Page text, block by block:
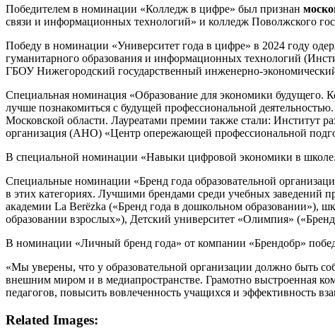
Победителем в номинации «Колледж в цифре» был признан
связи и информационных технологий» и колледж Поволжского
Победу в номинации «Университет года в цифре» в 2024 году
гуманитарного образования и информационных технологий
ГБОУ Нижегородский государственный инженерно-
Специальная номинация «Образование для экономики будущего.
лучше познакомиться с будущей профессиональной
Московской области. Лауреатами премии также стали: Институт
организация (АНО) «Центр опережающей профессиональной
В специальной номинации «Навыки цифровой экономики в школе.
Специальные номинации «Бренд года образовательной
в этих категориях. Лучшими брендами среди учебных заведений
академии La Berёzka («Бренд года в дошкольном образовании»),
образовании взрослых»), Детский университет «Олимпия»
В номинации «Личный бренд года» от компании «Брендобр»
«Мы уверены, что у образовательной организации должно быть
внешним миром и в медиапространстве. Грамотно выстроенная
педагогов, повысить вовлеченность учащихся и эффективность
Related Images: